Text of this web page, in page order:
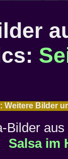
Weitere Bilder
Bilder
Salsa im